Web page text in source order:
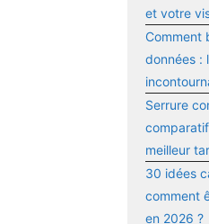
et votre
Comment
données :
Serrure
meilleur
30 idées
comment
en 2026 ?